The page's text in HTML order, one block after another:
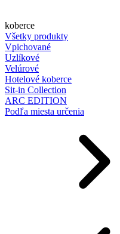
koberce
Všetky produkty
Vpichované
Uzlíkové
Velúrové
Hotelové koberce
Sit-in Collection
ARC EDITION
Podľa miesta určenia